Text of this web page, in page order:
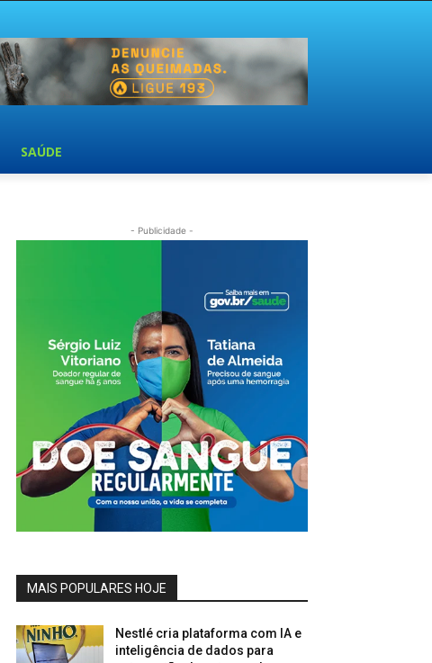
SAÚDE
- Publicidade -
MAIS POPULARES HOJE
Nestlé cria plataforma com IA e
inteligência de dados para